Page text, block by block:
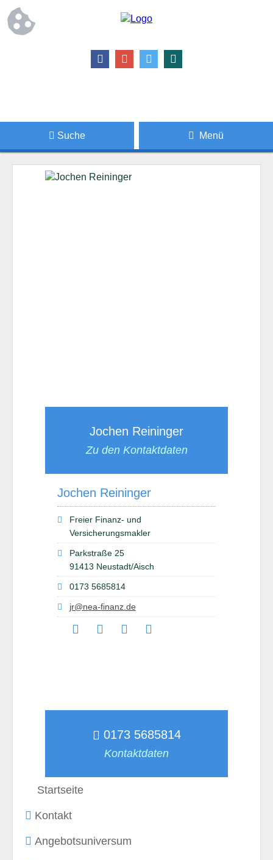
Suche Menü
Jochen Reininger
Zu den Kontaktdaten
Jochen Reininger
Freier Finanz- und
Versicherungsmakler
Parkstraße 25
91413 Neustadt/Aisch
0173 5685814
jr@nea-finanz.de
0173 5685814
Kontaktdaten
Startseite
Kontakt
Angebotsuniversum